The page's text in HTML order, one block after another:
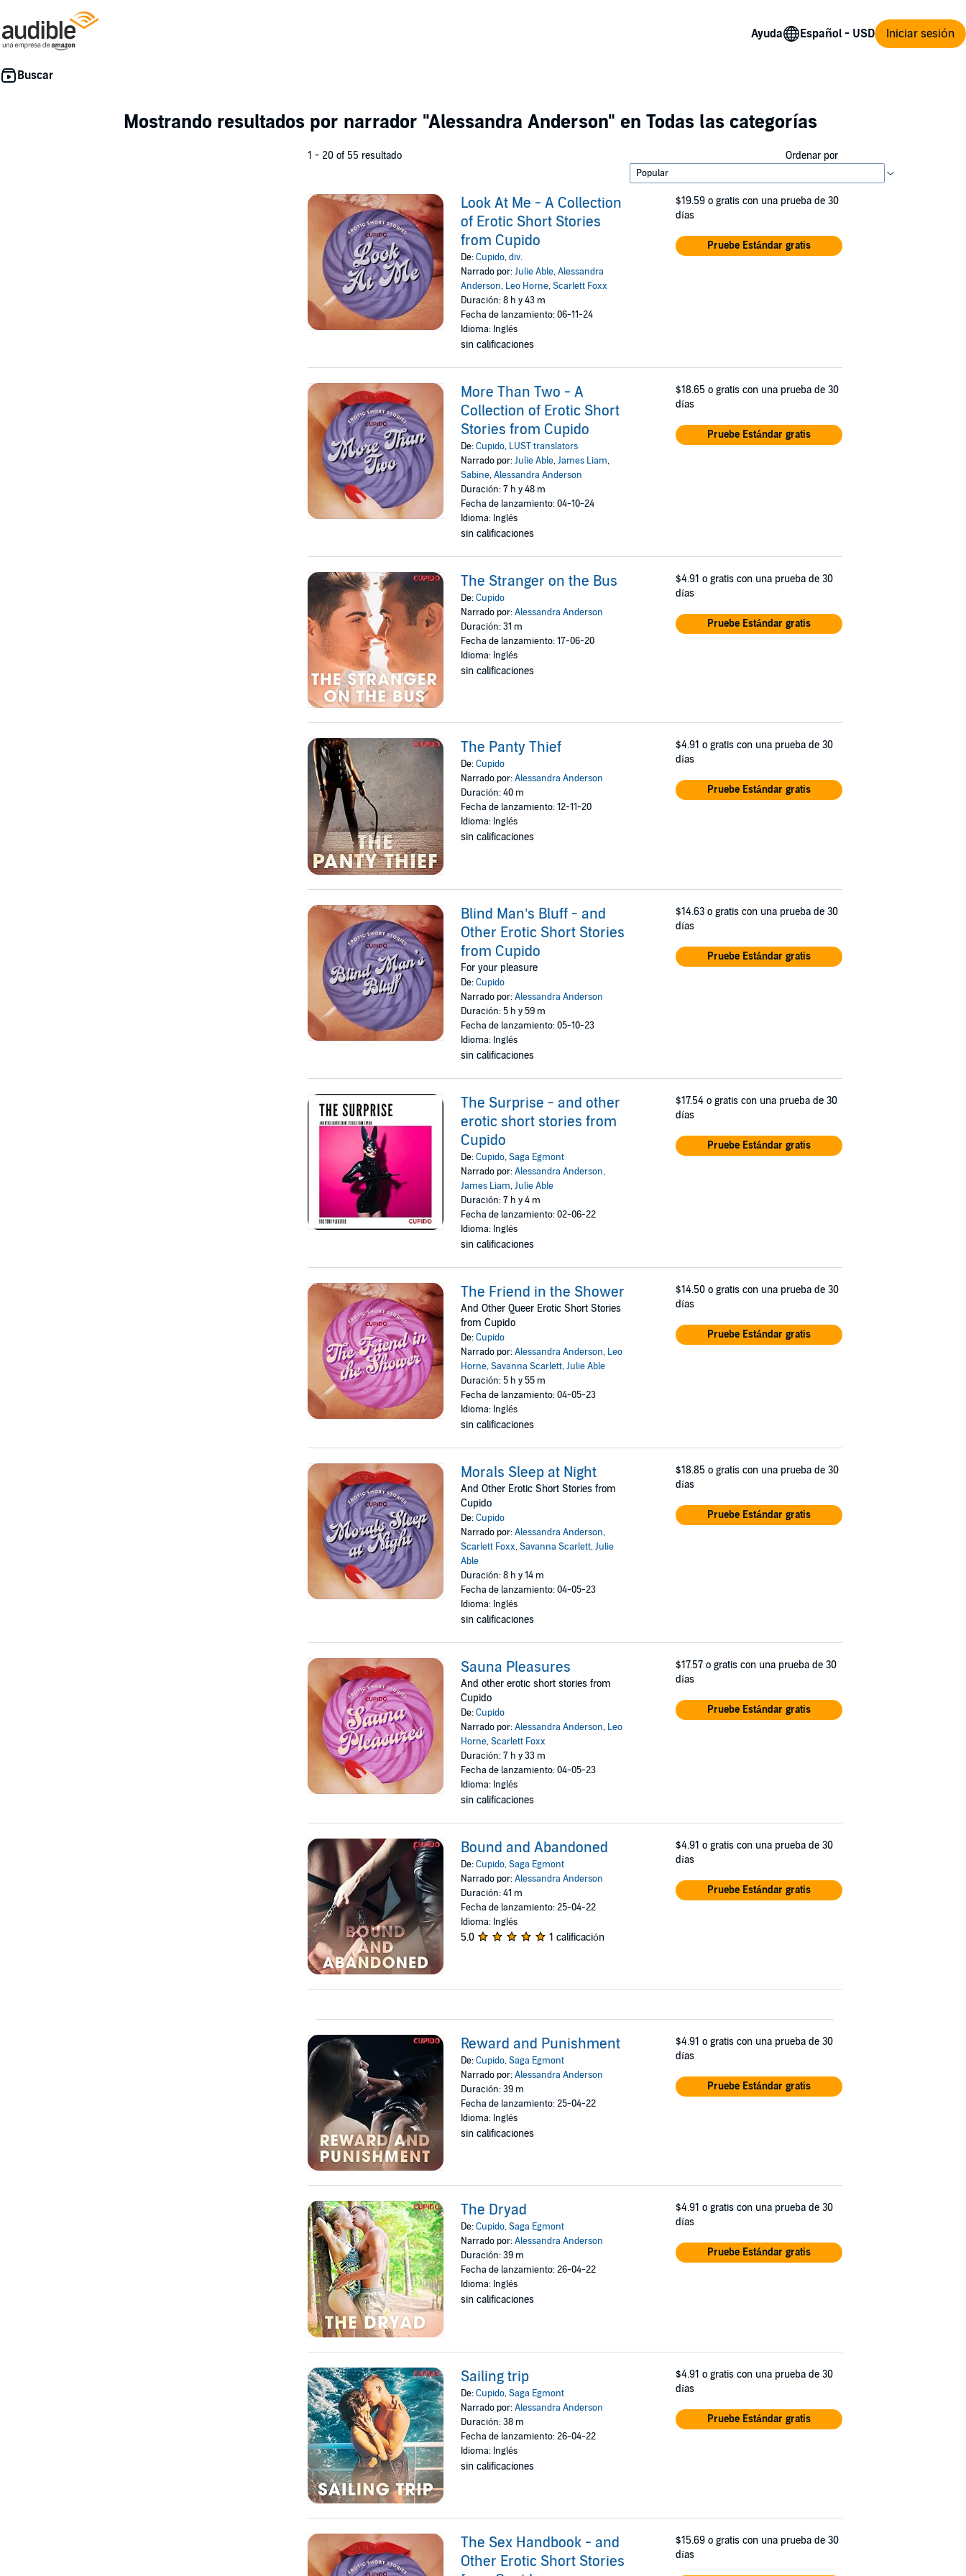
Ayuda Iniciar sesión
Mostrando resultados por narrador "Alessandra Anderson" en Todas las categorías
1 - 20 of 55 resultado Ordenar por
Look At Me - A Collection
of Erotic Short Stories
from Cupido
De:Cupido,div.
Narrado por:Julie Able,Alessandra
Anderson, Leo Horne,Scarlett Foxx
Duración: 8 h y 43 m
Fecha de lanzamiento: 06-11-24
Idioma: Inglés
sin calificaciones
$19.59 o gratis con una prueba de 30
días
Pruebe Estándar gratis
More Than Two - A
Collection of Erotic Short
Stories from Cupido
De:Cupido, LUST translators
Narrado por:Julie Able,James Liam,
Sabine,Alessandra Anderson
Duración: 7 h y 48 m
Fecha de lanzamiento: 04-10-24
Idioma: Inglés
sin calificaciones
$18.65 o gratis con una prueba de 30
días
Pruebe Estándar gratis
The Stranger on the Bus
De:Cupido
Narrado por:Alessandra Anderson
Duración: 31 m
Fecha de lanzamiento: 17-06-20
Idioma: Inglés
sin calificaciones
$4.91 o gratis con una prueba de 30
días
Pruebe Estándar gratis
The Panty Thief
De:Cupido
Narrado por:Alessandra Anderson
Duración: 40 m
Fecha de lanzamiento: 12-11-20
Idioma: Inglés
sin calificaciones
$4.91 o gratis con una prueba de 30
días
Pruebe Estándar gratis
Blind Man’s Bluff - and
Other Erotic Short Stories
from Cupido
For your pleasure
De:Cupido
Narrado por:Alessandra Anderson
Duración: 5 h y 59 m
Fecha de lanzamiento: 05-10-23
Idioma: Inglés
sin calificaciones
$14.63 o gratis con una prueba de 30
días
Pruebe Estándar gratis
The Surprise - and other
erotic short stories from
Cupido
De:Cupido,Saga Egmont
Narrado por:Alessandra Anderson,
James Liam,Julie Able
Duración: 7 h y 4 m
Fecha de lanzamiento: 02-06-22
Idioma: Inglés
sin calificaciones
$17.54 o gratis con una prueba de 30
días
Pruebe Estándar gratis
The Friend in the Shower
And Other Queer Erotic Short Stories
from Cupido
De:Cupido
Narrado por:Alessandra Anderson, Leo
Horne,Savanna Scarlett,Julie Able
Duración: 5 h y 55 m
Fecha de lanzamiento: 04-05-23
Idioma: Inglés
sin calificaciones
$14.50 o gratis con una prueba de 30
días
Pruebe Estándar gratis
Morals Sleep at Night
And Other Erotic Short Stories from
Cupido
De:Cupido
Narrado por:Alessandra Anderson,
Scarlett Foxx,Savanna Scarlett,Julie
Able
Duración: 8 h y 14 m
Fecha de lanzamiento: 04-05-23
Idioma: Inglés
sin calificaciones
$18.85 o gratis con una prueba de 30
días
Pruebe Estándar gratis
Sauna Pleasures
And other erotic short stories from
Cupido
De:Cupido
Narrado por:Alessandra Anderson, Leo
Horne,Scarlett Foxx
Duración: 7 h y 33 m
Fecha de lanzamiento: 04-05-23
Idioma: Inglés
sin calificaciones
$17.57 o gratis con una prueba de 30
días
Pruebe Estándar gratis
Bound and Abandoned
De:Cupido,Saga Egmont
Narrado por:Alessandra Anderson
Duración: 41 m
Fecha de lanzamiento: 25-04-22
Idioma: Inglés
5.0 1 calificación
$4.91 o gratis con una prueba de 30
días
Pruebe Estándar gratis
Reward and Punishment
De:Cupido,Saga Egmont
Narrado por:Alessandra Anderson
Duración: 39 m
Fecha de lanzamiento: 25-04-22
Idioma: Inglés
sin calificaciones
$4.91 o gratis con una prueba de 30
días
Pruebe Estándar gratis
The Dryad
De:Cupido,Saga Egmont
Narrado por:Alessandra Anderson
Duración: 39 m
Fecha de lanzamiento: 26-04-22
Idioma: Inglés
sin calificaciones
$4.91 o gratis con una prueba de 30
días
Pruebe Estándar gratis
Sailing trip
De:Cupido,Saga Egmont
Narrado por:Alessandra Anderson
Duración: 38 m
Fecha de lanzamiento: 26-04-22
Idioma: Inglés
sin calificaciones
$4.91 o gratis con una prueba de 30
días
Pruebe Estándar gratis
The Sex Handbook - and
Other Erotic Short Stories
$15.69 o gratis con una prueba de 30
días